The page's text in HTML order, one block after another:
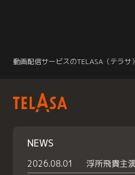
動画配信サービスのTELASA（テラサ）
NEWS
2026.08.01